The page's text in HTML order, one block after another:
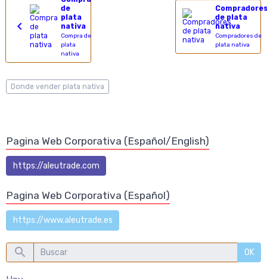
de
plata
nativa
Compra de
plata
nativa
de plata
nativa
Compradores de
plata nativa
Donde vender plata nativa
Pagina Web Corporativa (Español/English)
https://aleutrade.com
Pagina Web Corporativa (Español)
https://www.aleutrade.es
OK